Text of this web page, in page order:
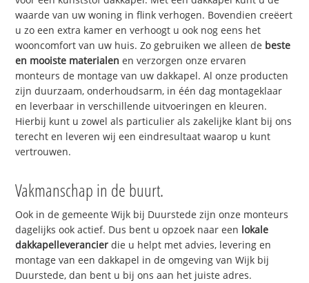
waarde van uw woning in flink verhogen. Bovendien creëert
u zo een extra kamer en verhoogt u ook nog eens het
wooncomfort van uw huis. Zo gebruiken we alleen de beste
en mooiste materialen en verzorgen onze ervaren
monteurs de montage van uw dakkapel. Al onze producten
zijn duurzaam, onderhoudsarm, in één dag montageklaar
en leverbaar in verschillende uitvoeringen en kleuren.
Hierbij kunt u zowel als particulier als zakelijke klant bij ons
terecht en leveren wij een eindresultaat waarop u kunt
vertrouwen.
Vakmanschap in de buurt.
Ook in de gemeente Wijk bij Duurstede zijn onze monteurs
dagelijks ook actief. Dus bent u opzoek naar een lokale
dakkapelleverancier die u helpt met advies, levering en
montage van een dakkapel in de omgeving van Wijk bij
Duurstede, dan bent u bij ons aan het juiste adres.